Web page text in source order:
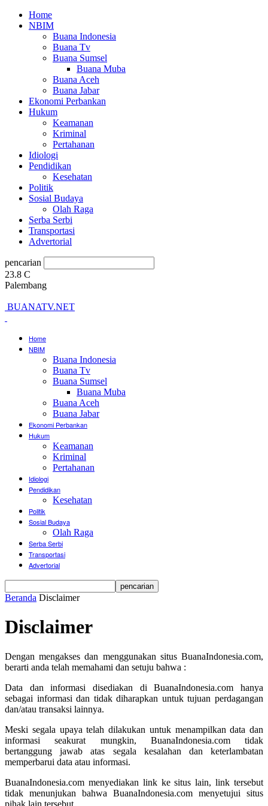
Home
NBIM
Buana Indonesia
Buana Tv
Buana Sumsel
Buana Muba
Buana Aceh
Buana Jabar
Ekonomi Perbankan
Hukum
Keamanan
Kriminal
Pertahanan
Idiologi
Pendidikan
Kesehatan
Politik
Sosial Budaya
Olah Raga
Serba Serbi
Transportasi
Advertorial
pencarian
23.8 C
Palembang
BUANATV.NET
Home
NBIM
Buana Indonesia
Buana Tv
Buana Sumsel
Buana Muba
Buana Aceh
Buana Jabar
Ekonomi Perbankan
Hukum
Keamanan
Kriminal
Pertahanan
Idiologi
Pendidikan
Kesehatan
Politik
Sosial Budaya
Olah Raga
Serba Serbi
Transportasi
Advertorial
Beranda Disclaimer
Disclaimer
Dengan mengakses dan menggunakan situs BuanaIndonesia.com,
berarti anda telah memahami dan setuju bahwa :
Data dan informasi disediakan di BuanaIndonesia.com hanya
sebagai informasi dan tidak diharapkan untuk tujuan perdagangan
dan/atau transaksi lainnya.
Meski segala upaya telah dilakukan untuk menampilkan data dan
informasi seakurat mungkin, BuanaIndonesia.com tidak
bertanggung jawab atas segala kesalahan dan keterlambatan
memperbarui data atau informasi.
BuanaIndonesia.com menyediakan link ke situs lain, link tersebut
tidak menunjukan bahwa BuanaIndonesia.com menyetujui situs
pihak lain tersebut.